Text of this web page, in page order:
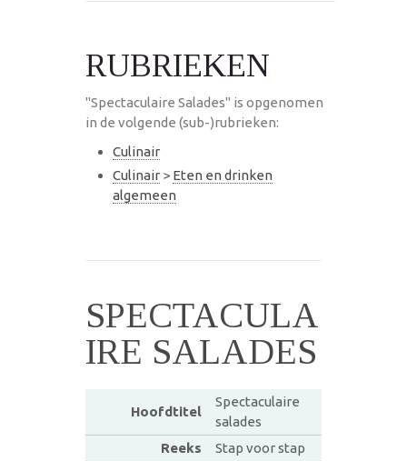
RUBRIEKEN
"Spectaculaire Salades" is opgenomen
in de volgende (sub-)rubrieken:
Culinair
Culinair > Eten en drinken
algemeen
SPECTACULA
IRE SALADES
Hoofdtitel
Spectaculaire
salades
Reeks
Stap voor stap